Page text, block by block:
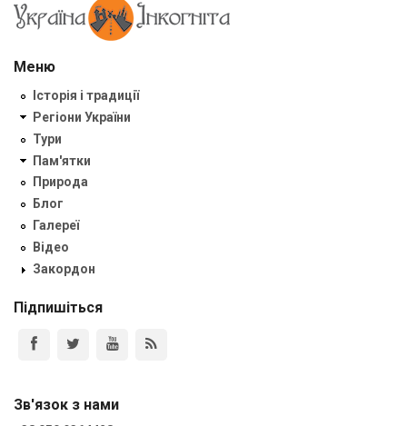
Меню
Історія і традиції
Регіони України
Тури
Пам'ятки
Природа
Блог
Галереї
Відео
Закордон
Підпишіться
Зв'язок з нами